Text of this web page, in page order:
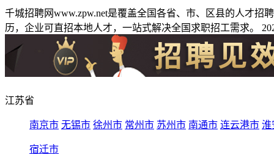
千城招聘网www.zpw.net是覆盖全国各省、市、区县的人才
历，企业可直招本地人才，一站式解决全国求职招工需求。
江苏省
南京市 无锡市 徐州市 常州市 苏州市 南通市 连云港市 淮
宿迁市